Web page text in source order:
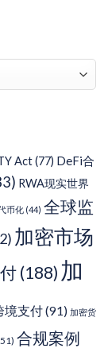
Act(77) DeFi合
RWA现实世界
币化 (44) 全球监
加密市场
(188) 加
境支付(91) 加密货
合规案例